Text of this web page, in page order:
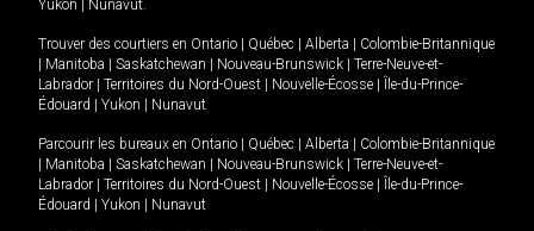
Yukon
Nunavut.
Trouver des courtiers en Ontario Québec Alberta
Colombie-Britannique
Manitoba Saskatchewan Nouveau-Brunswick
Terre-Neuve-et-
Labrador
Territoires du Nord-Ouest Nouvelle-Écosse
Île-du-Prince-
Édouard
Yukon Nunavut
Parcourir les bureaux en Ontario Québec Alberta
Colombie-Britannique
Manitoba Saskatchewan Nouveau-Brunswick
Terre-Neuve-et-
Labrador
Territoires du Nord-Ouest Nouvelle-Écosse
Île-du-Prince-
Édouard
Yukon Nunavut